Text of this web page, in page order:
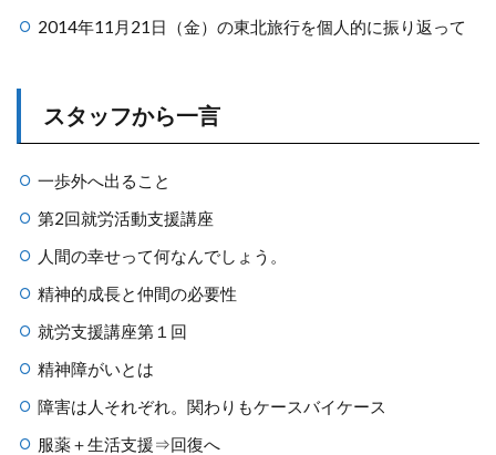
2014年11月21日（金）の東北旅行を個人的に振り返って
スタッフから一言
一歩外へ出ること
第2回就労活動支援講座
人間の幸せって何なんでしょう。
精神的成長と仲間の必要性
就労支援講座第１回
精神障がいとは
障害は人それぞれ。関わりもケースバイケース
服薬＋生活支援⇒回復へ